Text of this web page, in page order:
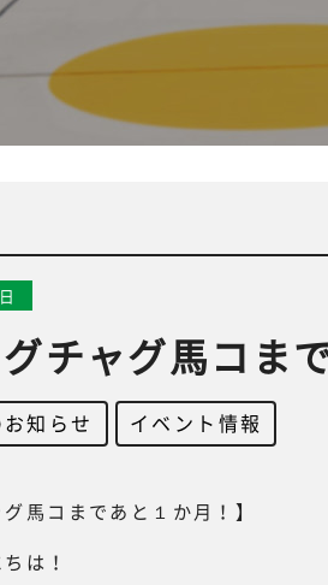
グチャグ馬コま
知らせ イベント情報
グ馬コまであと１か月！】
は！